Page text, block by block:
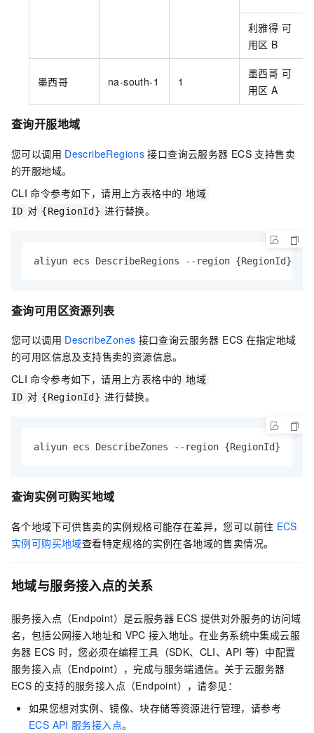
利雅得 可
用区 B
墨西哥 na-south-1 1
墨西哥 可
用区 A
查询开服地域
您可以调用 DescribeRegions 接口查询云服务器 ECS 支持售卖
的开服地域。
CLI 命令参考如下，请用上方表格中的 地域
ID 对 {RegionId} 进行替换。
aliyun ecs DescribeRegions --region {RegionId}
查询可用区资源列表
您可以调用 DescribeZones 接口查询云服务器 ECS 在指定地域
的可用区信息及支持售卖的资源信息。
CLI 命令参考如下，请用上方表格中的 地域
ID 对 {RegionId} 进行替换。
aliyun ecs DescribeZones --region {RegionId}
查询实例可购买地域
各个地域下可供售卖的实例规格可能存在差异，您可以前往 ECS
实例可购买地域查看特定规格的实例在各地域的售卖情况。
地域与服务接入点的关系
服务接入点（Endpoint）是云服务器 ECS 提供对外服务的访问域
名，包括公网接入地址和 VPC 接入地址。在业务系统中集成云服
务器 ECS 时，您必须在编程工具（SDK、CLI、API 等）中配置
服务接入点（Endpoint），完成与服务端通信。关于云服务器
ECS 的支持的服务接入点（Endpoint），请参见：
如果您想对实例、镜像、块存储等资源进行管理，请参考
ECS API 服务接入点。